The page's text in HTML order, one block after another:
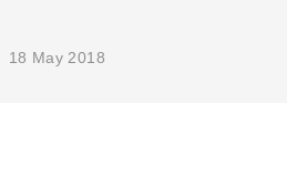
18 May 2018